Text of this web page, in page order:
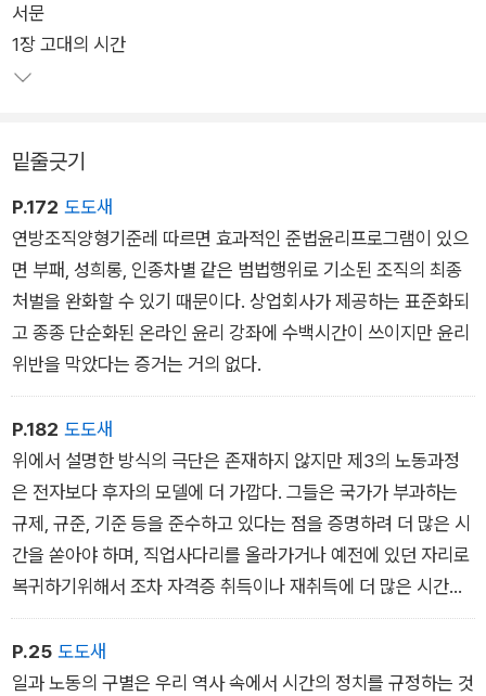
존 메이너드 케인스는 2030년이 되면 사람들이 주당 평균 15시
간만 일하게 될 것이라고 예언했다. 그러나 2030년을 목전에 둔
현재 전세계 연 평균 노동시간은 1,800시간에 육박하며 그중 한
으로 일주일에 최대 69시간까지 일할 수 있게 하려는 제도적 퇴
행이 시도되었다. 대부분의 사람들이 일에서 자유로워지지 못했
고 노동으로 소진된 심신을 잠깐의 오락과 휴식으로 간신히 회복
하며 매일을 보낸다.
노동에 매몰된 시간 속에서 돌봄, 우정, 정치적 참여와 숙의 등의
자리는 점점 더 좁아졌다. 저자는 이렇듯 능동적인 정치적 시민으
로 거듭나기 위해 반드시 필요한 활동이 배제되는 현실이 민주주
의의 기반을 약화시켜 각종 불평등과 빈곤과 불안정성을 더욱 심
화시키기 때문에 시간 불평등이야말로 “모든 불평등 가운데 가장
최악”(5면)이라고 경고한다. 단순히 시간 불평등의 현실을 포착
하는 데서 그치지 않고 우리의 시간을 통치하는 자본주의 체제를
꿰뚫어보고 그 체제를 극복하기 위한 대담하고 구체적인 정치 전
략까지 총망라하는 이 책은 우리의 시간과 일상이 가혹한 요구에
직면한 이때 삶의 근본적 전환을 꿈꾸는 이들에게 유의미한 지침
이 되어줄 것이다.
서문
1장 고대의 시간
밑줄긋기
P.172 도도새
연방조직양형기준레 따르면 효과적인 준법윤리프로그램이 있으
면 부패, 성희롱, 인종차별 같은 범법행위로 기소된 조직의 최종
처벌을 완화할 수 있기 때문이다. 상업회사가 제공하는 표준화되
고 종종 단순화된 온라인 윤리 강좌에 수백시간이 쓰이지만 윤리
위반을 막았다는 증거는 거의 없다.
P.182 도도새
위에서 설명한 방식의 극단은 존재하지 않지만 제3의 노동과정
은 전자보다 후자의 모델에 더 가깝다. 그들은 국가가 부과하는
규제, 규준, 기준 등을 준수하고 있다는 점을 증명하려 더 많은 시
간을 쏟아야 하며, 직업사다리를 올라가거나 예전에 있던 자리로
복귀하기위해서 조차 자격증 취득이나 재취득에 더 많은 시간을
써야한다.
P.25 도도새
일과 노동의 구별은 우리 역사 속에서 시간의 정치를 규정하는 것